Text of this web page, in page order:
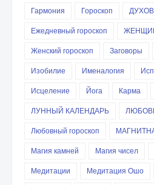
Гармония
Гороскоп
Ежедневный гороскоп
Женский гороскоп
Заговоры
Изобилие
Именалогия
Исцеление
Йога Карма
ЛУННЫЙ КАЛЕНДАРЬ
Любовный гороскоп
Магия камней
Магия чисел
Медитации
Медитация Ошо